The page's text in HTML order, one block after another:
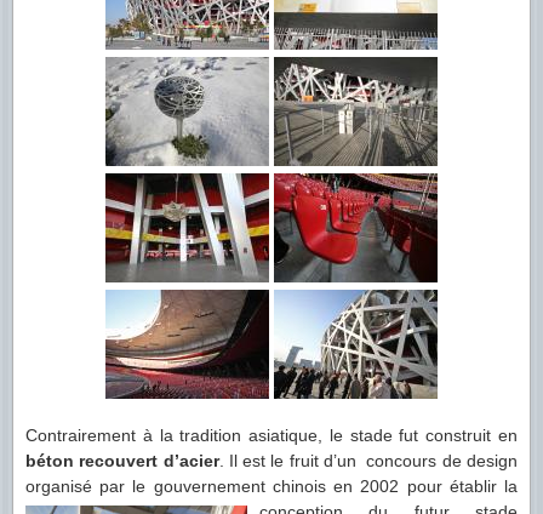
Contrairement à la tradition asiatique, le stade fut construit en
béton recouvert d’acier. Il est le fruit d’un concours de design
organisé par le gouvernement chinois en 2002 pour établir la